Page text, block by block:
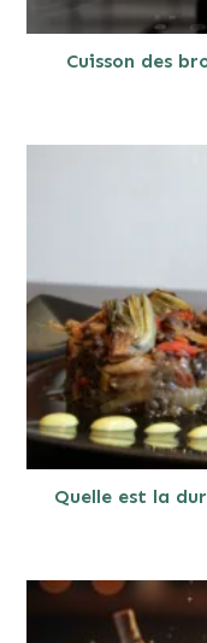
Cuisson des
Quelle est la